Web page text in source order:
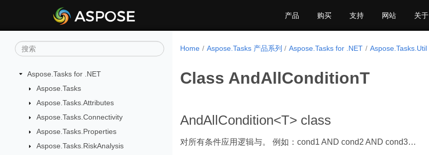
产品 购买 支持 网站 关于
Aspose.Tasks for .NET
Aspose.Tasks
Aspose.Tasks.Attributes
Aspose.Tasks.Connectivity
Aspose.Tasks.Properties
Aspose.Tasks.RiskAnalysis
Home Aspose.Tasks 产品系列 Aspose.Tasks for .NET Aspose.Tasks.Util
Class AndAllConditionT
AndAllCondition<T> class
对所有条件应用逻辑与。 例如：cond1 AND cond2 AND cond3…